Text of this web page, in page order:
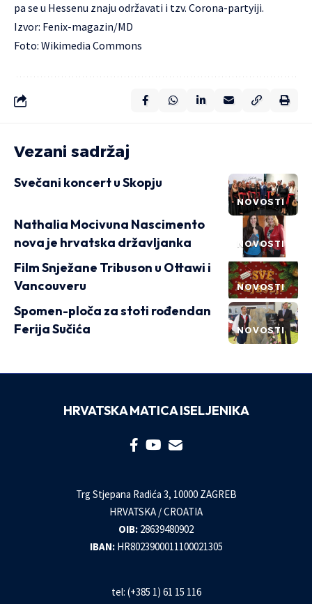
pa se u Hessenu znaju održavati i tzv. Corona-partyiji.
Izvor: Fenix-magazin/MD
Foto: Wikimedia Commons
Vezani sadržaj
NOVOSTI
Svečani koncert u Skopju
NOVOSTI
Nathalia Mocivuna Nascimento
nova je hrvatska državljanka
NOVOSTI
Film Snježane Tribuson u Ottawi i
Vancouveru
NOVOSTI
Spomen-ploča za stoti rođendan
Ferija Sučića
HRVATSKA MATICA ISELJENIKA
Trg Stjepana Radića 3, 10000 ZAGREB
HRVATSKA / CROATIA
OIB: 28639480902
IBAN: HR8023900011100021305
tel: (+385 1) 61 15 116